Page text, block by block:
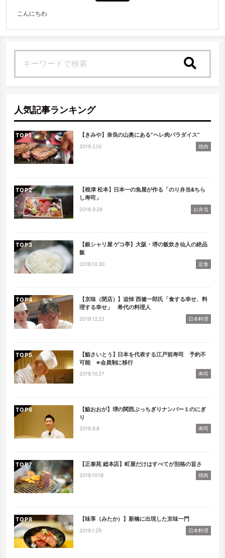
こんにちわ
人気記事ランキング
TOP 【きみや】奈良の山奥にある”ヘレ肉パラダイス”
2019.2.10 焼肉
TOP
【根津 松本】日本一の魚屋が作る「のり弁当&ちら
し寿司」
2018.9.26 お弁当
TOP
【銀シャリ屋 ゲコ亭】大阪・堺の飯炊き仙人の絶品
飯
2018.10.30 定食
TOP
【京味（閉店）】追悼 西健一郎氏「食する幸せ、料
理する幸せ」 希代の料理人
2019.12.22 日本料理
TOP
【鮨さいとう】日本を代表する江戸前寿司 予約不
可能 ※会員制に移行
2018.10.27 寿司
TOP
【鮨おおが】堺の関西ぶっちぎりナンバー１のにぎ
り
2019.8.8 寿司
TOP 【正泰苑 総本店】町屋だけはすべてが別格の旨さ
2018.10.18 焼肉
TOP 【味享（みたか）】新橋に出現した京味一門
2019.1.29 日本料理